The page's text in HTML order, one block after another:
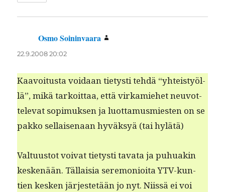
Osmo Soininvaara
22.9.2008 20:02
Kaavoitus­ta voidaan tietysti tehdä “yhteistyöl­
lä”, mikä tarkoit­taa, että virkamiehet neu­vot­
tel­e­vat sopimuk­sen ja luot­ta­mus­mi­esten on se
pakko sel­l­aise­naan hyväksyä (tai hylätä)
Val­tu­us­tot voivat tietysti tava­ta ja puhuakin
keskenään. Täl­laisia ser­e­mo­ni­oi­ta YTV-kun­
tien kesken jär­jestetään jo nyt. Niis­sä ei voi